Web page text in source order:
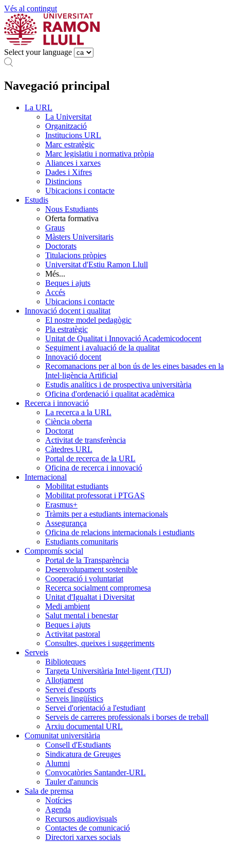
Vés al contingut
Select your language
Navegació principal
La URL
La Universitat
Organització
Institucions URL
Marc estratègic
Marc legislatiu i normativa pròpia
Aliances i xarxes
Dades i Xifres
Distincions
Ubicacions i contacte
Estudis
Nous Estudiants
Oferta formativa
Graus
Màsters Universitaris
Doctorats
Titulacions pròpies
Universitat d'Estiu Ramon Llull
Més...
Beques i ajuts
Accés
Ubicacions i contacte
Innovació docent i qualitat
El nostre model pedagògic
Pla estratègic
Unitat de Qualitat i Innovació Academicodocent
Seguiment i avaluació de la qualitat
Innovació docent
Recomanacions per al bon ús de les eines basades en la
Intel·ligència Artificial
Estudis analítics i de prospectiva universitària
Oficina d'ordenació i qualitat acadèmica
Recerca i innovació
La recerca a la URL
Ciència oberta
Doctorat
Activitat de transferència
Càtedres URL
Portal de recerca de la URL
Oficina de recerca i innovació
Internacional
Mobilitat estudiants
Mobilitat professorat i PTGAS
Erasmus+
Tràmits per a estudiants internacionals
Assegurança
Oficina de relacions internacionals i estudiants
Estudiants comunitaris
Compromís social
Portal de la Transparència
Desenvolupament sostenible
Cooperació i voluntariat
Recerca socialment compromesa
Unitat d'Igualtat i Diversitat
Medi ambient
Salut mental i benestar
Beques i ajuts
Activitat pastoral
Consultes, queixes i suggeriments
Serveis
Biblioteques
Targeta Universitària Intel·ligent (TUI)
Allotjament
Servei d'esports
Serveis lingüístics
Servei d'orientació a l'estudiant
Serveis de carreres professionals i borses de treball
Arxiu documental URL
Comunitat universitària
Consell d'Estudiants
Sindicatura de Greuges
Alumni
Convocatòries Santander-URL
Tauler d'anuncis
Sala de premsa
Notícies
Agenda
Recursos audiovisuals
Contactes de comunicació
Directori xarxes socials